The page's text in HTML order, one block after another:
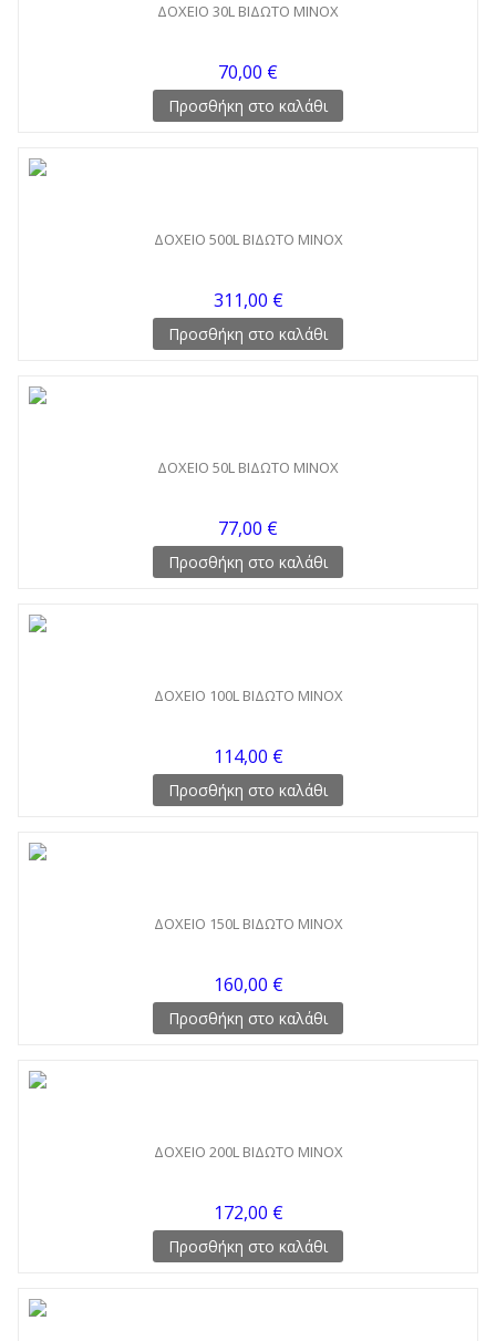
ΔΟΧΕΙΟ 30L ΒΙΔΩΤΟ MINOX
70,00 €
Προσθήκη στο καλάθι
ΔΟΧΕΙΟ 500L ΒΙΔΩΤΟ MINOX
311,00 €
Προσθήκη στο καλάθι
ΔΟΧΕΙΟ 50L ΒΙΔΩΤΟ MINOX
77,00 €
Προσθήκη στο καλάθι
ΔΟΧΕΙΟ 100L ΒΙΔΩΤΟ MINOX
114,00 €
Προσθήκη στο καλάθι
ΔΟΧΕΙΟ 150L ΒΙΔΩΤΟ MINOX
160,00 €
Προσθήκη στο καλάθι
ΔΟΧΕΙΟ 200L ΒΙΔΩΤΟ MINOX
172,00 €
Προσθήκη στο καλάθι